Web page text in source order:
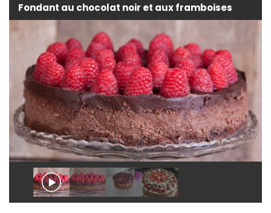
Fondant au chocolat noir et aux framboises